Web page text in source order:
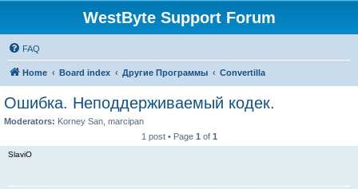
WestByte Support Forum
FAQ
Home Board index Другие Программы Convertilla
Ошибка. Неподдерживаемый кодек.
Moderators: Korney San marcipan
1 post • Page 1 of 1
SlaviO